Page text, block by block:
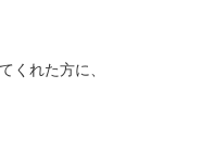
くれた方に、